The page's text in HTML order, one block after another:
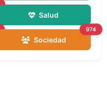
Salud
Sociedad
974